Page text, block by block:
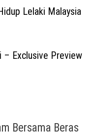
Lelaki Malaysia
– Exclusive Preview
Bersama Beras